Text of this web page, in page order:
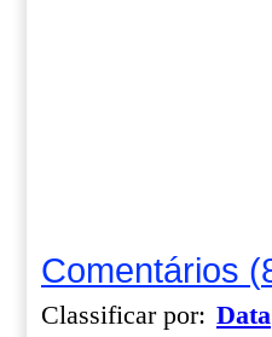
Comentários (
Classificar por: Data